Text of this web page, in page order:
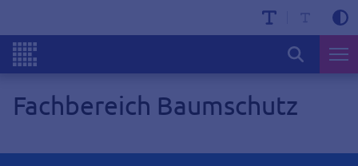
Fachbereich Baumschutz